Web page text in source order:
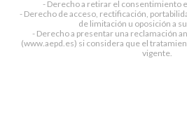
- Derecho a retirar el consentimiento
- Derecho de acceso, rectificación,
de limitación u oposición a
- Derecho a presentar una reclamación
(www.aepd.es) si considera que el
vigente.